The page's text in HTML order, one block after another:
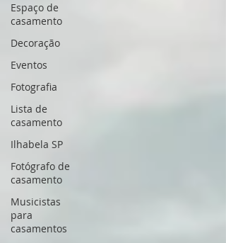
Espaço de
casamento
Decoração
Eventos
Fotografia
Lista de
casamento
Ilhabela SP
Fotógrafo de
casamento
Musicistas
para
casamentos